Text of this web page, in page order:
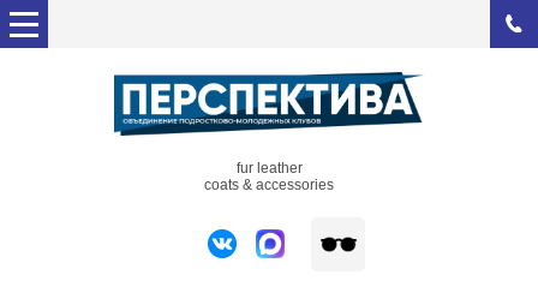
fur leather
coats & accessories